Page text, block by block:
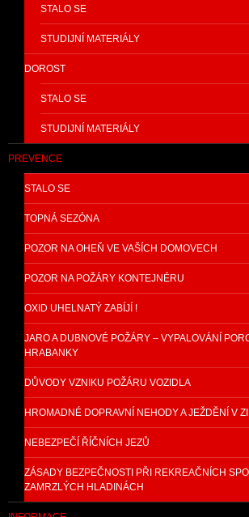
STALO SE
STUDIJNÍ MATERIÁLY
DOROST
STALO SE
STUDIJNÍ MATERIÁLY
PREVENCE
STALO SE
TOPNÁ SEZÓNA
POZOR NA OHEŇ VE VAŠÍCH DOMOVECH
POZOR NA POŽÁRY KONTEJNÉRU
OXID UHELNATÝ ZABÍJÍ !
JARO A DUBNOVÉ POŽÁRY – VYPALOVÁNÍ
HRABANKY
DŮVODY VZNIKU POŽÁRU VOZIDLA
HROMADNÉ DOPRAVNÍ NEHODY A JEŽDĚNÍ V
NEBEZPEČÍ ŘÍČNÍCH JEZŮ
ZÁSADY BEZPEČNOSTI PŘI REKREAČNÍCH
ZAMRZLÝCH HLADINÁCH